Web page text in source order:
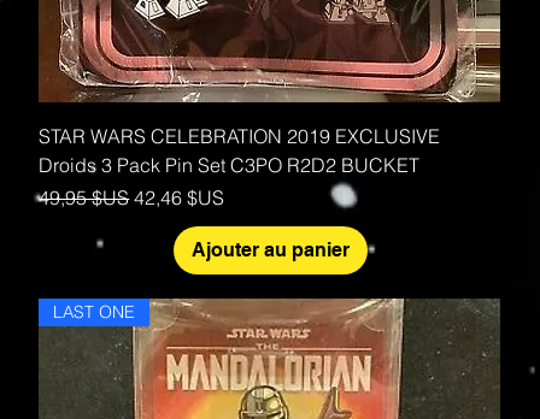
STAR WARS CELEBRATION 2019 EXCLUSIVE
Droids 3 Pack Pin Set C3PO R2D2 BUCKET
Prix original
49,95 $USPrix promotionnel
42,46 $US
Ajouter au panier
LAST ONE